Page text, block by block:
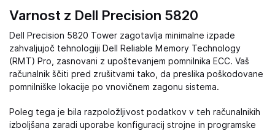
Varnost z Dell Precision 5820
Dell Precision 5820 Tower zagotavlja minimalne izpade
zahvaljujoč tehnologiji Dell Reliable Memory Technology
(RMT) Pro, zasnovani z upoštevanjem pomnilnika ECC. Vaš
računalnik ščiti pred zrušitvami tako, da preslika poškodovane
pomnilniške lokacije po vnovičnem zagonu sistema.
Poleg tega je bila razpoložljivost podatkov v teh računalnikih
izboljšana zaradi uporabe konfiguracij strojne in programske